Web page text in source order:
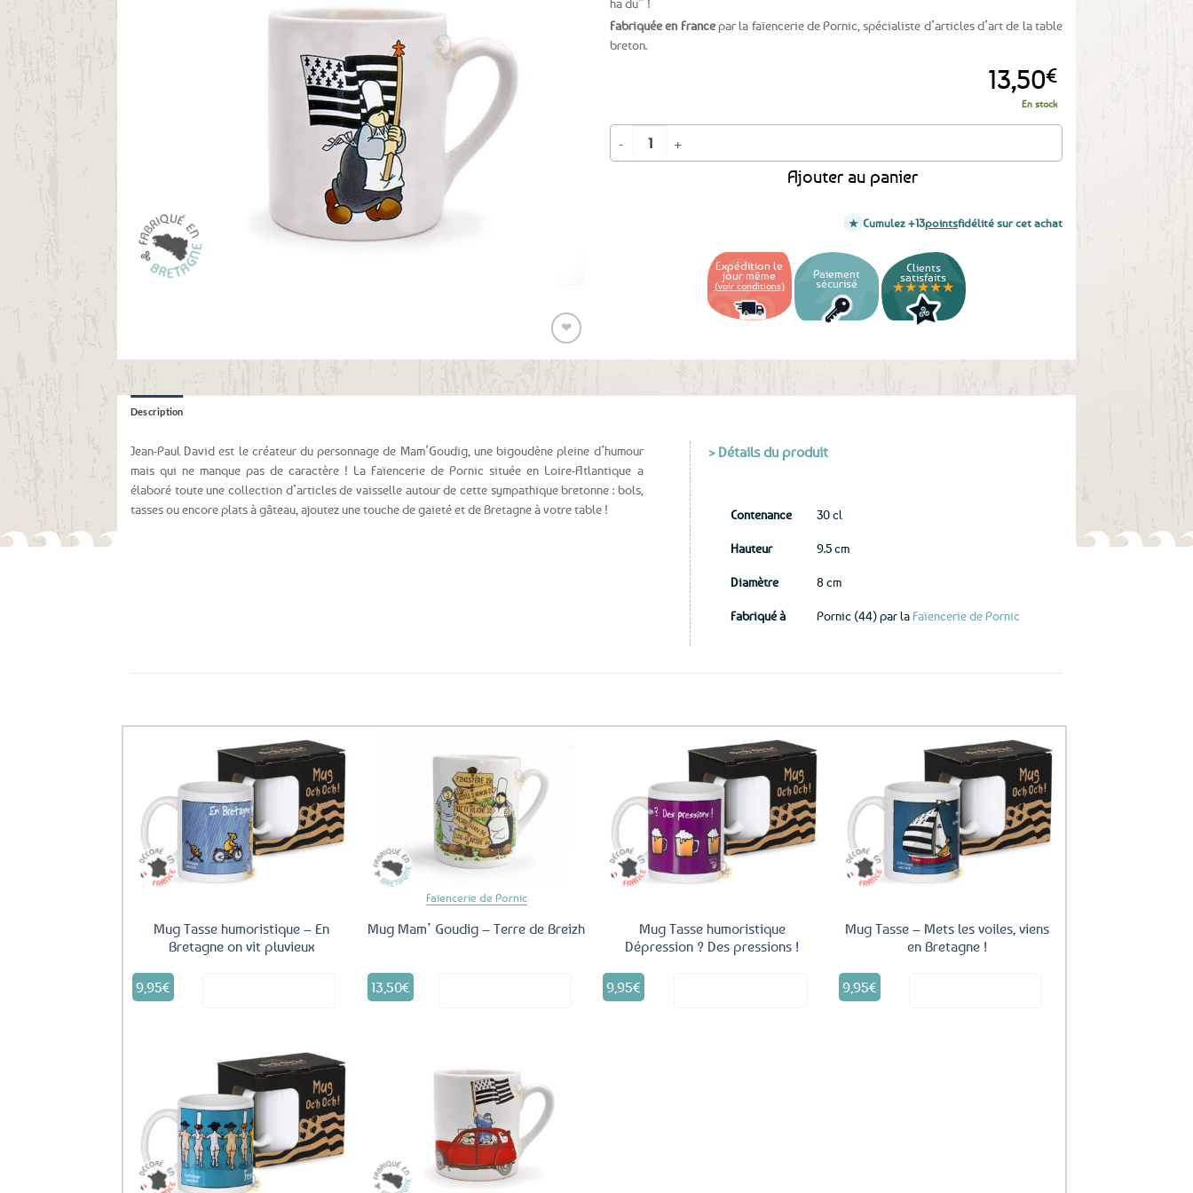
❤
Ajouter
ha du” !
Fabriquée en Francepar la faïencerie de Pornic, spécialiste d’articles d’art de la table
breton.
13,50€
En stock
quantité de Mug Mam' Goudig Drapeau breton
Ajouter au panier
Cumulez +13pointsfidélité sur cet achat
Expédition le
jour même
(voir conditions)
Paiement
sécurisé
Clients
satisfaits
★★★★★
Description
Jean-Paul David est le créateur du personnage de Mam’Goudig, une bigoudène pleine d’humour
mais qui ne manque pas de caractère ! La Faïencerie de Pornic située en Loire-Atlantique a
élaboré toute une collection d’articles de vaisselle autour de cette sympathique bretonne : bols,
tasses ou encore plats à gâteau, ajoutez une touche de gaieté et de Bretagne à votre table !
> Détails du produit
Contenance 30 cl
Hauteur 9.5 cm
Diamètre 8 cm
Fabriqué à Pornic (44) par la Faïencerie de Pornic
Ajouter
aux
favoris
Mug Tasse humoristique – En
Bretagne on vit pluvieux
9,95€
Ajouter
Faïencerie de Pornic
Mug Mam’ Goudig – Terre de Breizh
13,50€
Ajouter
aux
favoris
Mug Tasse humoristique
Dépression ? Des pressions !
9,95€
Ajouter
aux
favoris
Mug Tasse – Mets les voiles, viens
en Bretagne !
9,95€
Ajouter
aux
favoris
Ajouter